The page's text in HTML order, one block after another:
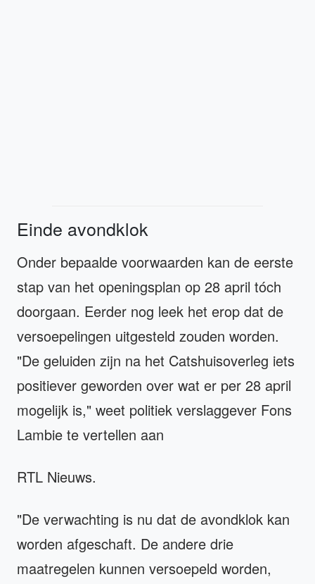
Einde avondklok
Onder bepaalde voorwaarden kan de eerste
stap van het openingsplan op 28 april tóch
doorgaan. Eerder nog leek het erop dat de
versoepelingen uitgesteld zouden worden.
"De geluiden zijn na het Catshuisoverleg iets
positiever geworden over wat er per 28 april
mogelijk is," weet politiek verslaggever Fons
Lambie te vertellen aan
RTL Nieuws.
"De verwachting is nu dat de avondklok kan
worden afgeschaft. De andere drie
maatregelen kunnen versoepeld worden,